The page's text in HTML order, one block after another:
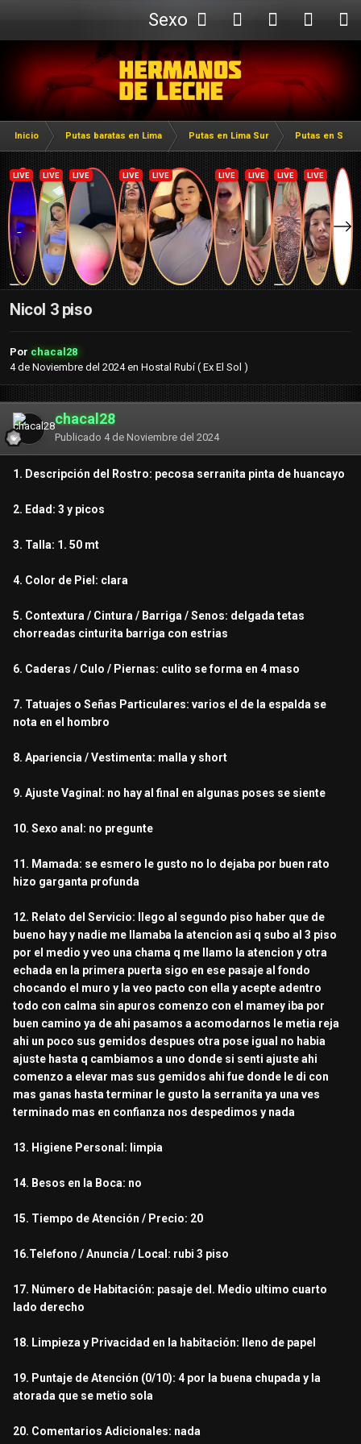
Sexo
Webcam
Inicio Putas baratas en Lima Putas en Lima Sur Putas en San
Nicol 3 piso
Por chacal28
4 de Noviembre del 2024en Hostal Rubí ( Ex El Sol )
chacal28
Publicado 4 de Noviembre del 2024
1. Descripción del Rostro: pecosa serranita pinta de huancayo
2. Edad: 3 y picos
3. Talla: 1. 50 mt
4. Color de Piel: clara
5. Contextura / Cintura / Barriga / Senos: delgada tetas
chorreadas cinturita barriga con estrias
6. Caderas / Culo / Piernas: culito se forma en 4 maso
7. Tatuajes o Señas Particulares: varios el de la espalda se
nota en el hombro
8. Apariencia / Vestimenta: malla y short
9. Ajuste Vaginal: no hay al final en algunas poses se siente
10. Sexo anal: no pregunte
11. Mamada: se esmero le gusto no lo dejaba por buen rato
hizo garganta profunda
12. Relato del Servicio: llego al segundo piso haber que de
bueno hay y nadie me llamaba la atencion asi q subo al 3 piso
por el medio y veo una chama q me llamo la atencion y otra
echada en la primera puerta sigo en ese pasaje al fondo
chocando el muro y la veo pacto con ella y acepte adentro
todo con calma sin apuros comenzo con el mamey iba por
buen camino ya de ahi pasamos a acomodarnos le metia reja
ahi un poco sus gemidos despues otra pose igual no habia
ajuste hasta q cambiamos a uno donde si senti ajuste ahi
comenzo a elevar mas sus gemidos ahi fue donde le di con
mas ganas hasta terminar le gusto la serranita ya una ves
terminado mas en confianza nos despedimos y nada
13. Higiene Personal: limpia
14. Besos en la Boca: no
15. Tiempo de Atención / Precio: 20
16.Telefono / Anuncia / Local: rubi 3 piso
17. Número de Habitación: pasaje del. Medio ultimo cuarto
lado derecho
18. Limpieza y Privacidad en la habitación: lleno de papel
19. Puntaje de Atención (0/10): 4 por la buena chupada y la
atorada que se metio sola
20. Comentarios Adicionales: nada